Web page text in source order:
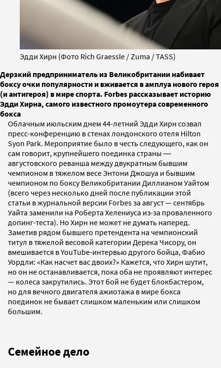
Эдди Хирн (Фото Rich Graessle / Zuma / TASS)
Дерзкий предприниматель из Великобритании набивает
боксу очки популярности и вживается в амплуа нового героя
(и антигероя) в мире спорта. Forbes рассказывает историю
Эдди Хирна, самого известного промоутера современного
бокса
Облачным июльским днем 44-летний Эдди Хирн созвал
пресс-конференцию в стенах лондонского отеля Hilton
Syon Park. Мероприятие было в честь следующего, как он
сам говорит, крупнейшего поединка страны ―
августовского реванша между двукратным бывшим
чемпионом в тяжелом весе Энтони Джошуа и бывшим
чемпионом по боксу Великобритании Диллианом Уайтом
(всего через несколько дней после публикации этой
статьи в журнальной версии Forbes за август — сентябрь
Уайта заменили на Роберта Хелениуса из-за проваленного
допинг-теста). Но Хирн не может не думать наперед.
Заметив рядом бывшего претендента на чемпионский
титул в тяжелой весовой категории Дерека Чисору, он
вмешивается в YouTube-интервью другого бойца, Фабио
Уордли: «Как насчет вас двоих?» Кажется, что Хирн шутит,
но он не останавливается, пока оба не проявляют интерес
— колеса закрутились. Этот бой не будет блокбастером,
но для вечного двигателя ажиотажа в мире бокса
поединок не бывает слишком маленьким или слишком
большим.
Семейное дело